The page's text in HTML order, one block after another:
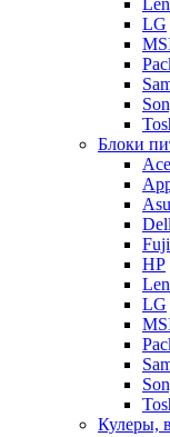
LG
Блоки
Dell
HP
LG
Кулеры,